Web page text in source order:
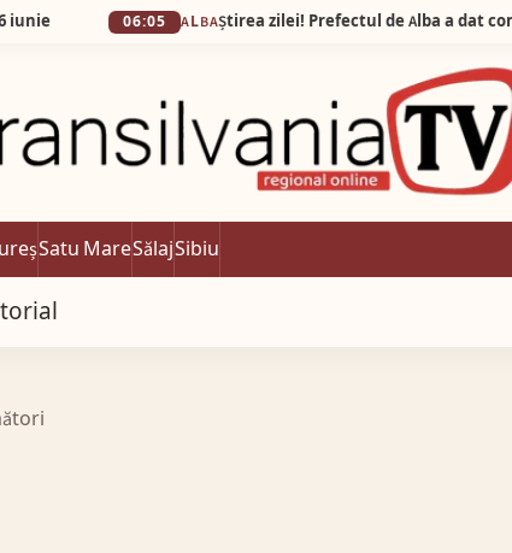
06:05 ALBA
Satu MareSălajSibiu